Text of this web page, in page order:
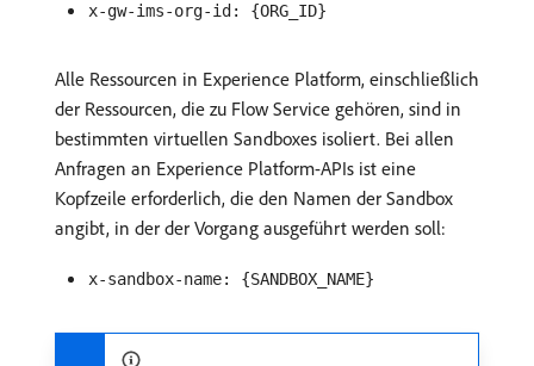
x-gw-ims-org-id: {ORG_ID}
Alle Ressourcen in Experience Platform, einschließlich
der Ressourcen, die zu Flow Service gehören, sind in
bestimmten virtuellen Sandboxes isoliert. Bei allen
Anfragen an Experience Platform-APIs ist eine
Kopfzeile erforderlich, die den Namen der Sandbox
angibt, in der der Vorgang ausgeführt werden soll:
x-sandbox-name: {SANDBOX_NAME}